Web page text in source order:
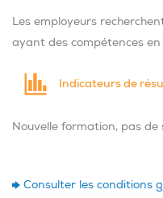
Les employeurs
ayant des compétences
Indicateurs de
Nouvelle formation, pas
Consulter les conditions